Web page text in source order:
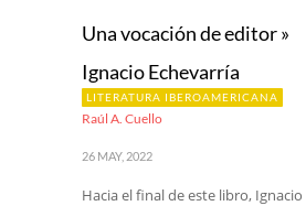
Una vocación de editor »
Ignacio Echevarría
LITERATURA IBEROAMERICANA
Raúl A. Cuello
26 MAY, 2022
Hacia el final de este libro,